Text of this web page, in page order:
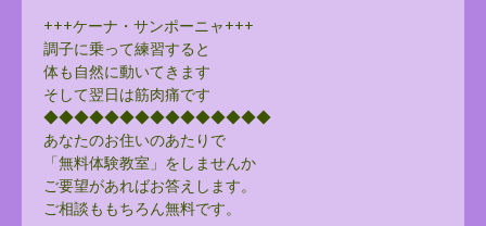
+++ケーナ・サンポーニャ+++
調子に乗って練習すると
体も自然に動いてきます
そして翌日は筋肉痛です
◆◆◆◆◆◆◆◆◆◆◆◆◆◆◆
あなたのお住いのあたりで
「無料体験教室」をしませんか
ご要望があればお答えします。
ご相談ももちろん無料です。